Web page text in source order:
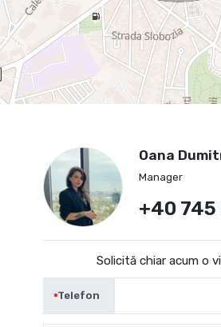
Oana
Manager
+40 745
Solicită chiar acum o
Telefon